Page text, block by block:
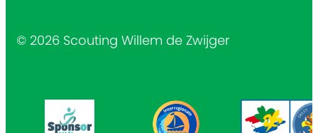
© 2026 Scouting Willem de Zwijger